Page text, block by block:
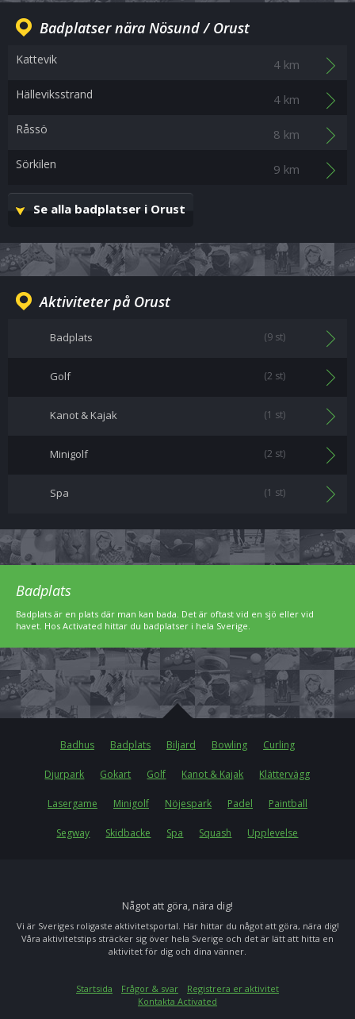
Badplatser nära Nösund / Orust
Kattevik 4 km
Hälleviksstrand 4 km
Råssö 8 km
Sörkilen 9 km
Se alla badplatser i Orust
Aktiviteter på Orust
Badplats (9 st)
Golf (2 st)
Kanot & Kajak (1 st)
Minigolf (2 st)
Spa (1 st)
Badplats
Badplats är en plats där man kan bada. Det är oftast vid en sjö eller vid
havet. Hos Activated hittar du badplatser i hela Sverige.
Badhus Badplats Biljard Bowling Curling
Djurpark Gokart Golf Kanot & Kajak Klättervägg
Lasergame Minigolf Nöjespark Padel Paintball
Segway Skidbacke Spa Squash Upplevelse
Något att göra, nära dig!
Vi är Sveriges roligaste aktivitetsportal. Här hittar du något att göra, nära dig!
Våra aktivitetstips sträcker sig över hela Sverige och det är lätt att hitta en
aktivitet för dig och dina vänner.
Startsida Frågor & svar
Registrera er aktivitet
Kontakta Activated